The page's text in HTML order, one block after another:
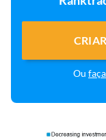
Ou